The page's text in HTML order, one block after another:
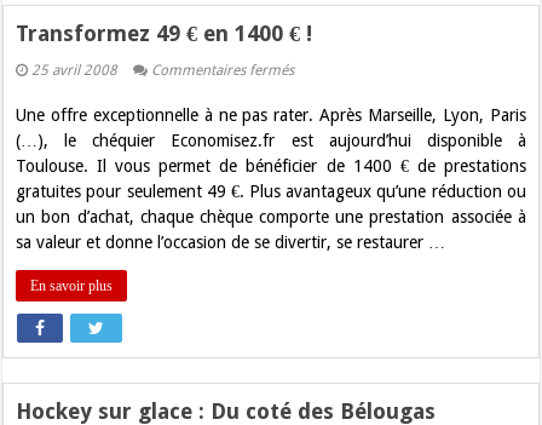
Transformez 49 € en 1400 € !
25 avril 2008 Commentaires ferméssur
€
en
€
!
Une offre exceptionnelle à ne pas rater. Après Marseille, Lyon, Paris
(…), le chéquier Economisez.fr est aujourd’hui disponible à
Toulouse. Il vous permet de bénéficier de 1400 € de prestations
gratuites pour seulement 49 €. Plus avantageux qu’une réduction ou
un bon d’achat, chaque chèque comporte une prestation associée à
sa valeur et donne l’occasion de se divertir, se restaurer …
En savoir plus
Hockey sur glace : Du coté des Bélougas